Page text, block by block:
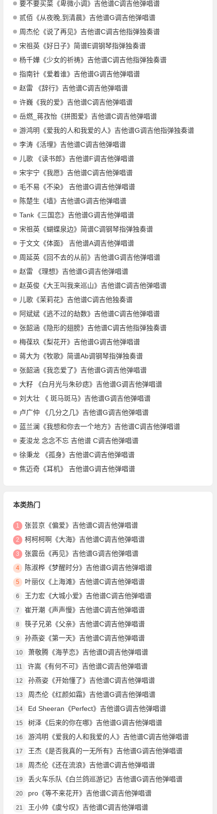
要不要买菜《卑微小调》吉他谱C调吉他弹唱谱
贰佰《从夜晚,到清晨》吉他谱G调吉他弹唱谱
周杰伦《说了再见》吉他谱C调吉他指弹独奏谱
宋祖英《好日子》简谱E调钢琴指弹独奏谱
杨千嬅《少女的祈祷》吉他谱C调吉他指弹独奏谱
指南针《爱着谁》吉他谱G调吉他弹唱谱
赵雷 《辞行》吉他谱C调吉他弹唱谱
许巍《我的爱》吉他谱C调吉他弹唱谱
岳燃_蒋孜怡《拼图爱》吉他谱C调吉他弹唱谱
游鸿明《爱我的人和我爱的人》吉他谱G调吉他指弹独奏谱
李涛《活埋》吉他谱C调吉他弹唱谱
儿歌 《读书郎》吉他谱F调吉他弹唱谱
宋宇宁《我愿》吉他谱C调吉他弹唱谱
毛不易《不染》 吉他谱G调吉他弹唱谱
陈楚生《墙》吉他谱G调吉他弹唱谱
Tank《三国恋》吉他谱G调吉他弹唱谱
宋祖英《蝴蝶泉边》简谱C调钢琴指弹独奏谱
于文文《体面》 吉他谱A调吉他弹唱谱
周延英《回不去的从前》吉他谱G调吉他弹唱谱
赵雷 《理想》吉他谱G调吉他弹唱谱
赵英俊《大王叫我来巡山》吉他谱C调吉他弹唱谱
儿歌《茉莉花》吉他谱C调吉他独奏谱
阿斌斌《逃不过的劫数》吉他谱C调吉他弹唱谱
张韶涵《隐形的翅膀》吉他谱C调吉他指弹独奏谱
梅葆玖《梨花开》吉他谱G调吉他弹唱谱
蒋大为《牧歌》简谱Ab调钢琴指弹独奏谱
张韶涵《我恋爱了》吉他谱G调吉他弹唱谱
大籽 《白月光与朱砂痣》吉他谱G调吉他弹唱谱
刘大壮 《 斑马斑马》吉他谱G调吉他弹唱谱
卢广仲 《几分之几》吉他谱G调吉他弹唱谱
蓝兰澜《我想和你去一个地方》吉他谱C调吉他弹唱谱
麦浚龙 念念不忘 吉他谱 C调吉他弹唱谱
徐秉龙 《孤身》吉他谱C调吉他弹唱谱
焦迈奇《耳机》 吉他谱G调吉他弹唱谱
本类热门
1 张芸京《偏爱》吉他谱C调吉他弹唱谱
2 柯柯柯啊《大海》吉他谱C调吉他弹唱谱
3 张震岳《再见》吉他谱G调吉他弹唱谱
4 陈淑桦《梦醒时分》吉他谱G调吉他弹唱谱
5 叶丽仪《上海滩》吉他谱C调吉他弹唱谱
6 王力宏《大城小爱》吉他谱C调吉他弹唱谱
7 崔开潮《声声慢》吉他谱C调吉他弹唱谱
8 筷子兄弟《父亲》吉他谱C调吉他弹唱谱
9 孙燕姿《第一天》吉他谱C调吉他弹唱谱
10 萧敬腾《海芋恋》吉他谱D调吉他弹唱谱
11 许嵩《有何不可》吉他谱C调吉他弹唱谱
12 孙燕姿《开始懂了》吉他谱C调吉他弹唱谱
13 周杰伦《红颜如霜》吉他谱G调吉他弹唱谱
14 Ed Sheeran《Perfect》吉他谱G调吉他弹唱谱
15 树泽《后来的你在哪》吉他谱G调吉他弹唱谱
16 游鸿明《爱我的人和我爱的人》吉他谱C调吉他弹唱谱
17 王杰《是否我真的一无所有》吉他谱G调吉他弹唱谱
18 周杰伦《还在流浪》吉他谱C调吉他弹唱谱
19 丢火车乐队《白兰鸽巡游记》吉他谱G调吉他弹唱谱
20 pro《等不来花开》吉他谱C调吉他弹唱谱
21 王小帅《虞兮叹》吉他谱C调吉他弹唱谱